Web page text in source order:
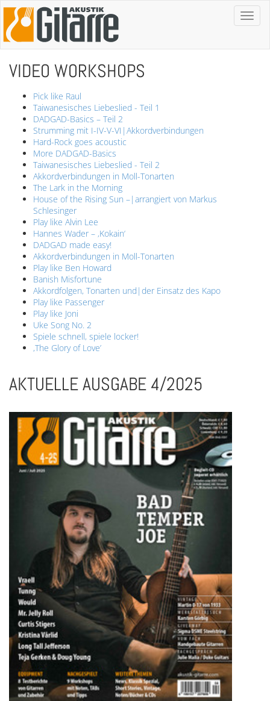
Toggle
VIDEO WORKSHOPS
Pick like Raul
Taiwanesisches Liebeslied - Teil 1
DADGAD-Basics – Teil 2
Strumming mit I-IV-V-VI|Akkordverbindungen
Hard-Rock goes acoustic
More DADGAD-Basics
Taiwanesisches Liebeslied - Teil 2
Akkordverbindungen in Moll-Tonarten
The Lark in the Morning
House of the Rising Sun –|arrangiert von Markus
Schlesinger
Play like Alvin Lee
Hannes Wader – ‚Kokain‘
DADGAD made easy!
Akkordverbindungen in Moll-Tonarten
Play like Ben Howard
Banish Misfortune
Akkordfolgen, Tonarten und|der Einsatz des Kapo
Play like Passenger
Play like Joni
Uke Song No. 2
Spiele schnell, spiele locker!
,The Glory of Love’
AKTUELLE AUSGABE 4/2025